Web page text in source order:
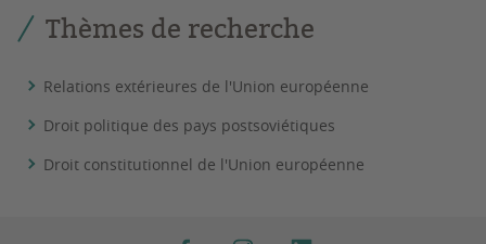
Thèmes de recherche
Relations extérieures de l'Union européenne
Droit politique des pays postsoviétiques
Droit constitutionnel de l'Union européenne